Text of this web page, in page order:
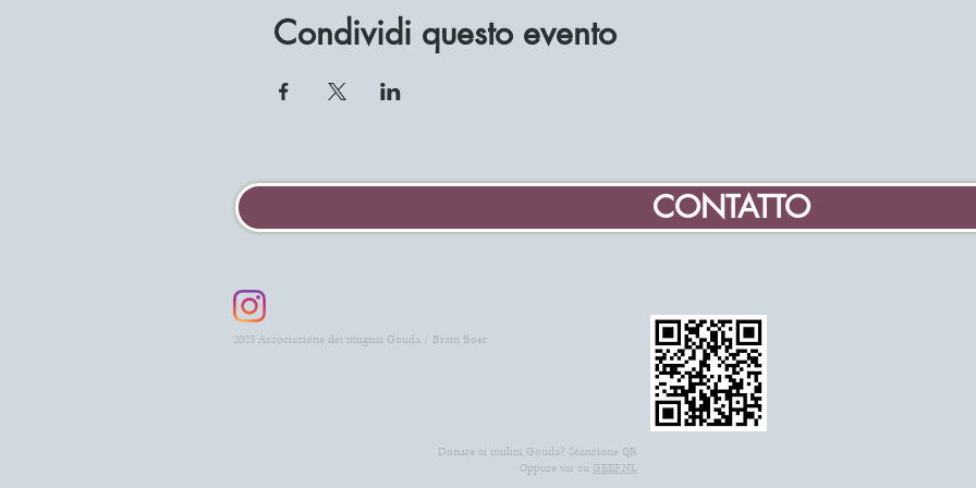
Condividi questo evento
CONTATTO
2023 Associazione dei mugnai Gouda / Bram Boer
Donare ai mulini Gouda? Scansione QR
Oppure vai su GEEF.NL